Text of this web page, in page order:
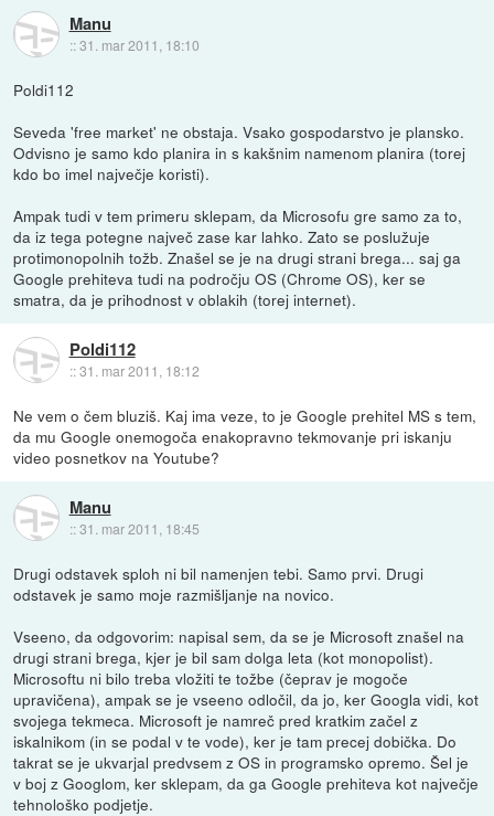
Manu
::31. mar 2011, 18:10
Poldi112
Seveda 'free market' ne obstaja. Vsako gospodarstvo je plansko.
Odvisno je samo kdo planira in s kakšnim namenom planira (torej
kdo bo imel največje koristi).
Ampak tudi v tem primeru sklepam, da Microsofu gre samo za to,
da iz tega potegne največ zase kar lahko. Zato se poslužuje
protimonopolnih tožb. Znašel se je na drugi strani brega... saj ga
Google prehiteva tudi na področju OS (Chrome OS), ker se
smatra, da je prihodnost v oblakih (torej internet).
Poldi112
::31. mar 2011, 18:12
Ne vem o čem bluziš. Kaj ima veze, to je Google prehitel MS s tem,
da mu Google onemogoča enakopravno tekmovanje pri iskanju
video posnetkov na Youtube?
Manu
::31. mar 2011, 18:45
Drugi odstavek sploh ni bil namenjen tebi. Samo prvi. Drugi
odstavek je samo moje razmišljanje na novico.
Vseeno, da odgovorim: napisal sem, da se je Microsoft znašel na
drugi strani brega, kjer je bil sam dolga leta (kot monopolist).
Microsoftu ni bilo treba vložiti te tožbe (čeprav je mogoče
upravičena), ampak se je vseeno odločil, da jo, ker Googla vidi, kot
svojega tekmeca. Microsoft je namreč pred kratkim začel z
iskalnikom (in se podal v te vode), ker je tam precej dobička. Do
takrat se je ukvarjal predvsem z OS in programsko opremo. Šel je
v boj z Googlom, ker sklepam, da ga Google prehiteva kot največje
tehnološko podjetje.